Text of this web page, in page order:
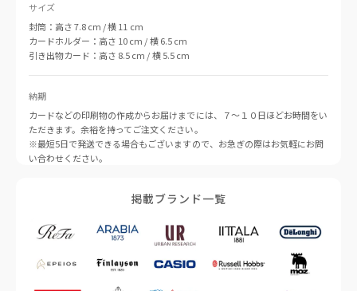
サイズ
封筒：高さ 7.8 cm / 横 11 cm
カードホルダー：高さ 10 cm / 横 6.5 cm
引き出物カード：高さ 8.5 cm / 横 5.5 cm
納期
カードなどの印刷物の作成からお届けまでには、７〜１０日ほどお時間をい
ただきます。余裕を持ってご注文ください。
※最短5日で発送できる場合もございますので、お急ぎの際はお気軽にお問
い合わせください。
掲載ブランド一覧